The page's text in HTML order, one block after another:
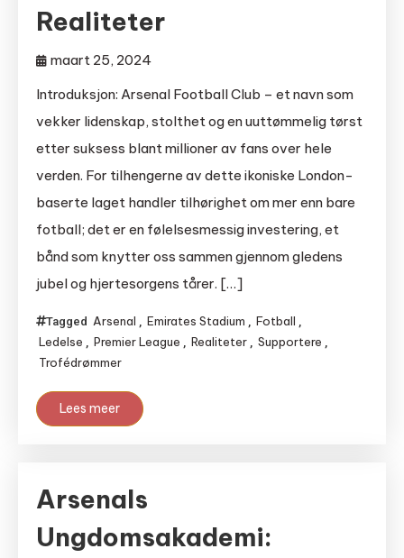
Realiteter
maart 25, 2024
Introduksjon: Arsenal Football Club – et navn som
vekker lidenskap, stolthet og en uuttømmelig tørst
etter suksess blant millioner av fans over hele
verden. For tilhengerne av dette ikoniske London-
baserte laget handler tilhørighet om mer enn bare
fotball; det er en følelsesmessig investering, et
bånd som knytter oss sammen gjennom gledens
jubel og hjertesorgens tårer. […]
Tagged Arsenal , Emirates Stadium , Fotball ,
Ledelse , Premier League , Realiteter , Supportere ,
Trofédrømmer
Lees meer
Arsenals
Ungdomsakademi: